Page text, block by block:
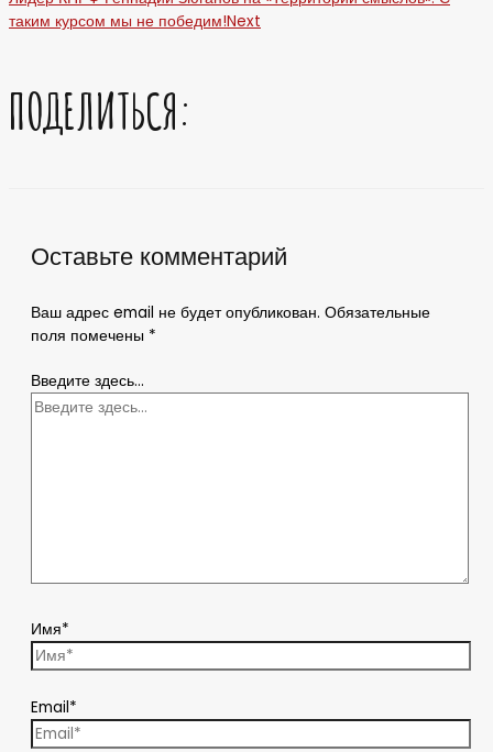
таким курсом мы не победим!Next
ПОДЕЛИТЬСЯ:
Оставьте комментарий
Ваш адрес email не будет опубликован. Обязательные
поля помечены *
Введите здесь...
Имя*
Email*